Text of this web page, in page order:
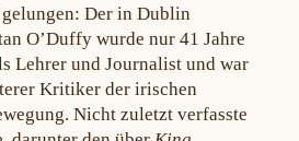
Der in Dublin
O’Duffy wurde nur 41 Jahre
Lehrer und Journalist und war
Kritiker der irischen
Nicht zuletzt verfasste